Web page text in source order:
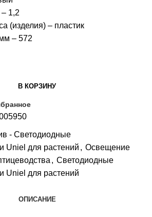
1,2
(изделия) – пластик
– 572
В КОРЗИНУ
- Светодиодные
Uniel для растений , Освещение
, Светодиодные
Uniel для растений
ОПИСАНИЕ